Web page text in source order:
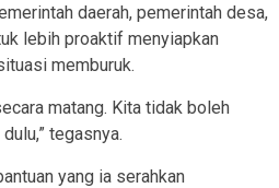
daerah, pemerintah desa,
lebih proaktif menyiapkan
memburuk.
matang. Kita tidak boleh
tegasnya.
yang ia serahkan